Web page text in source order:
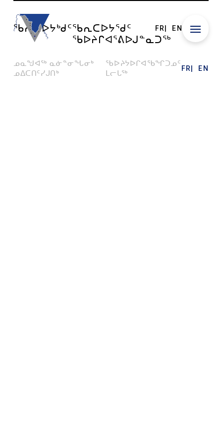
FR EN
ᖃᕆᑕᐅᔭᒃᑯᑦᖃᕆᑕᐅᔭᕐᑯᑦ
ᖃᐅᔨᒋᐊᕐᕕᐅᒍᓐᓇᑐᖅ
ᓄᓇᖑᐊᖅ ᓇᓃᓐᓂᖓᓂᒃ
ᓄᐃᑕᑎᑦᓯᒍᑎᒃ
ᖃᐅᔨᔭᐅᒋᐊᖃᖏᑐᓄᑦ
ᒪᓕᒐᖅ
FR EN